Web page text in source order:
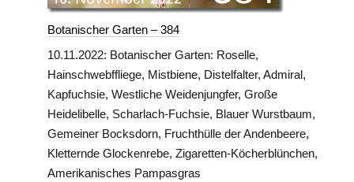
Botanischer Garten – 384
10.11.2022: Botanischer Garten: Roselle,
Hainschwebffliege, Mistbiene, Distelfalter, Admiral,
Kapfuchsie, Westliche Weidenjungfer, Große
Heidelibelle, Scharlach-Fuchsie, Blauer Wurstbaum,
Gemeiner Bocksdorn, Fruchthülle der Andenbeere,
Kletternde Glockenrebe, Zigaretten-Köcherblünchen,
Amerikanisches Pampasgras